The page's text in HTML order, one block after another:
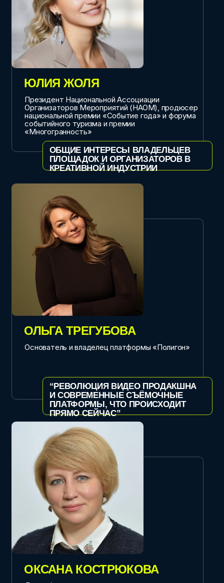
Писатель, автор каналов «Шекспир плачет»
и «Обрусевшие», организатор Шотландского
“УСПЕШНОЕ ПРОДВИЖЕНИЕ В
УСЛОВИЯХ НАРАСТАЮЩЕГО ИГНОРА
И РАВНОДУШИЯ ПУБЛИКИ”
УИЛЛ ХЭКЕТТ-ДЖОНС
Звездный художник и дизайнер
КАК ИСКУССТВО МОЖЕТ ЗАМЕНИТЬ
МАРКЕТИНГОВЫЙ ОТДЕЛ
МАКСИМ ТАРАН
Совладелец сети баров "Бездна", евангелист Bar
Dice Games
“КРЕАТИВ ИЗ КАРМАНА, КОТОРЫЙ
СОЗДАЕТ СЕТИ ЗАВЕДЕНИЙ С НУЛЯ
ВЛАДИМИР ЗАВАЛИШИН